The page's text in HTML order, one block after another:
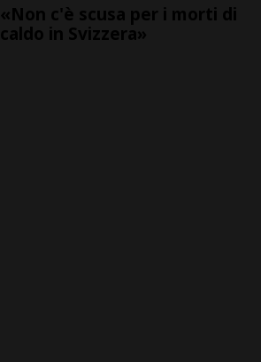
«Non c'è scusa per i morti di
caldo in Svizzera»